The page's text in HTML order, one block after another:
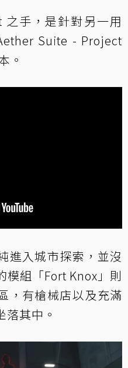
手，是針對另一用
Suite - Project
。
進入城市探索，並沒
模組「Fort Knox」則
，有槍械店以及充滿
其中。